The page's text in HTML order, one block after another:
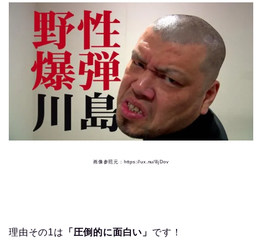
画像参照元：https://ux.nu/8jDov
理由その1は 「圧倒的に面白い」 です！